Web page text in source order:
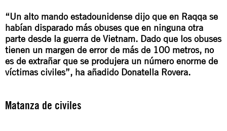
“Un alto mando estadounidense dijo que en Raqqa se
habían disparado más obuses que en ninguna otra
parte desde la guerra de Vietnam. Dado que los obuses
tienen un margen de error de más de 100 metros, no
es de extrañar que se produjera un número enorme de
víctimas civiles”, ha añadido Donatella Rovera.
Matanza de civiles